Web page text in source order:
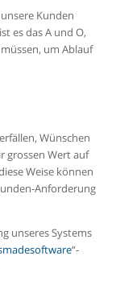
Kunden
es das A und O,
um Ablauf
Wünschen
grossen Wert auf
Weise können
Anforderung
unseres Systems
“-